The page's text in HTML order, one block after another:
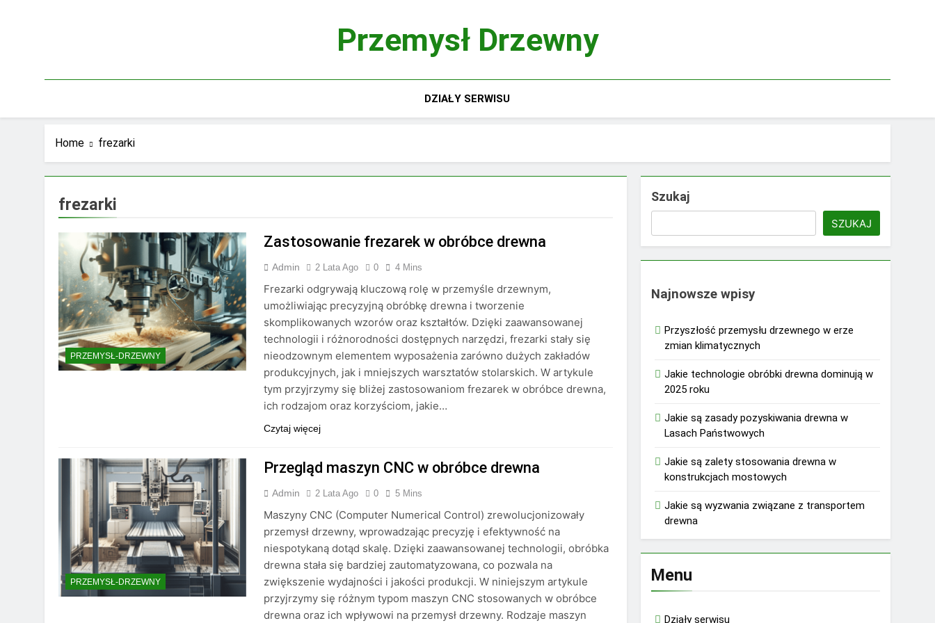
Przemysł Drzewny
DZIAŁY SERWISU
Home frezarki
frezarki
PRZEMYSŁ-DRZEWNY
Zastosowanie frezarek w obróbce drewna
Admin 2 Lata Ago 0 4 Mins
Frezarki odgrywają kluczową rolę w przemyśle drzewnym,
umożliwiając precyzyjną obróbkę drewna i tworzenie
skomplikowanych wzorów oraz kształtów. Dzięki zaawansowanej
technologii i różnorodności dostępnych narzędzi, frezarki stały się
nieodzownym elementem wyposażenia zarówno dużych zakładów
produkcyjnych, jak i mniejszych warsztatów stolarskich. W artykule
tym przyjrzymy się bliżej zastosowaniom frezarek w obróbce drewna,
ich rodzajom oraz korzyściom, jakie…
Czytaj więcej
PRZEMYSŁ-DRZEWNY
Przegląd maszyn CNC w obróbce drewna
Admin 2 Lata Ago 0 5 Mins
Maszyny CNC (Computer Numerical Control) zrewolucjonizowały
przemysł drzewny, wprowadzając precyzję i efektywność na
niespotykaną dotąd skalę. Dzięki zaawansowanej technologii, obróbka
drewna stała się bardziej zautomatyzowana, co pozwala na
zwiększenie wydajności i jakości produkcji. W niniejszym artykule
przyjrzymy się różnym typom maszyn CNC stosowanych w obróbce
drewna oraz ich wpływowi na przemysł drzewny. Rodzaje maszyn
Szukaj
SZUKAJ
Najnowsze wpisy
Przyszłość przemysłu drzewnego w erze
zmian klimatycznych
Jakie technologie obróbki drewna dominują w
2025 roku
Jakie są zasady pozyskiwania drewna w
Lasach Państwowych
Jakie są zalety stosowania drewna w
konstrukcjach mostowych
Jakie są wyzwania związane z transportem
drewna
Menu
Działy serwisu